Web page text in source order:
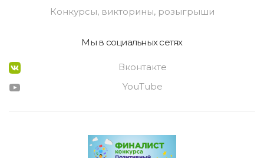
Конкурсы, викторины, розыгрыши
Мы в социальных сетях
Вконтакте
YouTube